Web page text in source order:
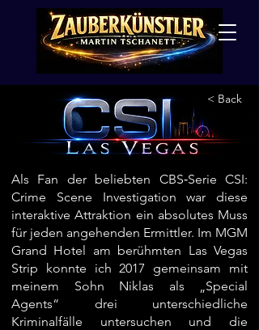
< Back
Als Fan der beliebten CBS‑Serie CSI:
Crime Scene Investigation war diese
interaktive Attraktion ein absolutes Muss
für jeden angehenden Ermittler. Im MGM
Grand Hotel am berühmten Las Vegas
Strip konnte ich 2017 gemeinsam mit
meinem Sohn Niklas als „Special
Agents“ drei unterschiedliche
Kriminalfälle untersuchen und die